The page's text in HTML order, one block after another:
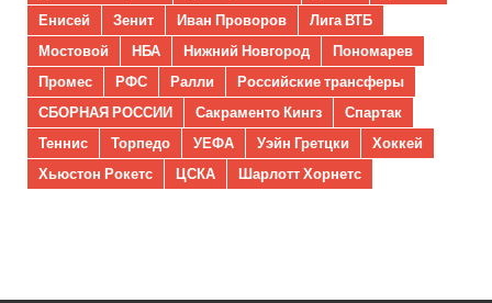
Енисей
Зенит Иван Проворов
Лига ВТБ
Мостовой
НБА Нижний Новгород
Пономарев
Промес
РФС Ралли
Российские трансферы
СБОРНАЯ РОССИИ
Сакраменто Кингз
Спартак
Теннис
Торпедо УЕФА Уэйн Гретцки
Хоккей
Хьюстон Рокетс
ЦСКА Шарлотт Хорнетс